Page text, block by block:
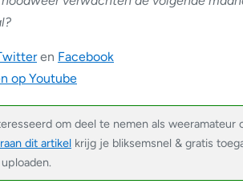
en Facebook
op Youtube
om deel te nemen als weeramateur
dit artikel krijg je bliksemsnel & gratis